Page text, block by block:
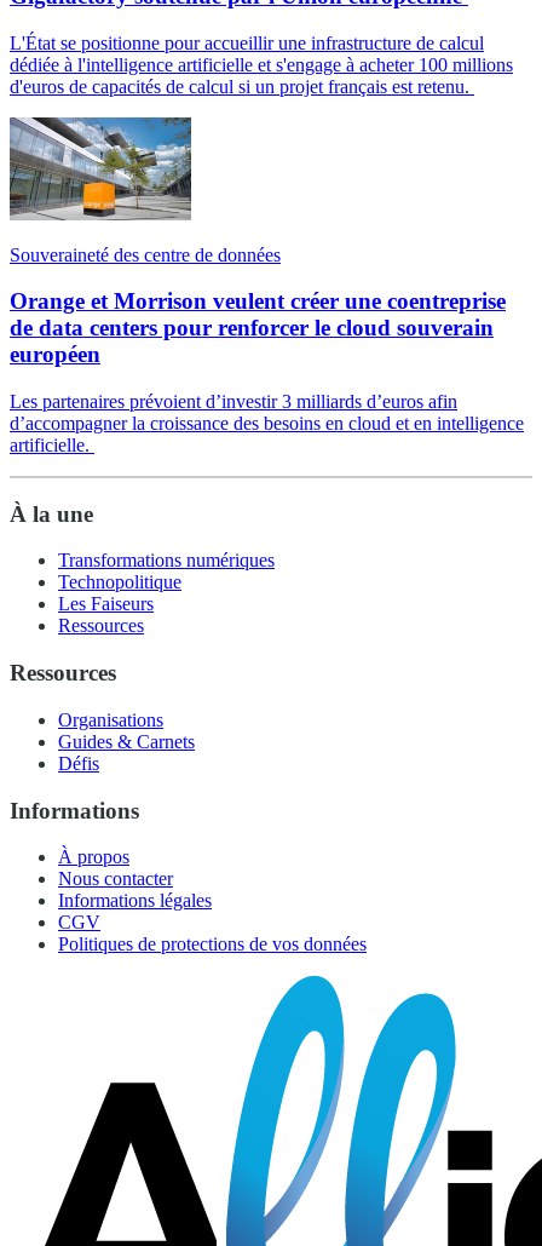
L'État se positionne pour accueillir une infrastructure de calcul
dédiée à l'intelligence artificielle et s'engage à acheter 100 millions
d'euros de capacités de calcul si un projet français est retenu.
Souveraineté des centre de données
Orange et Morrison veulent créer une coentreprise
de data centers pour renforcer le cloud souverain
européen
Les partenaires prévoient d’investir 3 milliards d’euros afin
d’accompagner la croissance des besoins en cloud et en intelligence
artificielle.
À la une
Transformations numériques
Technopolitique
Les Faiseurs
Ressources
Ressources
Organisations
Guides & Carnets
Défis
Informations
À propos
Nous contacter
Informations légales
CGV
Politiques de protections de vos données